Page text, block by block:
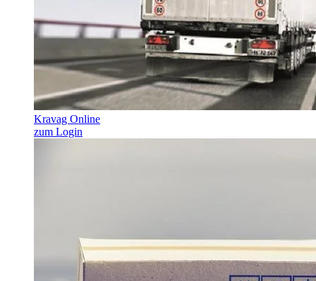
Kravag Online
zum Login